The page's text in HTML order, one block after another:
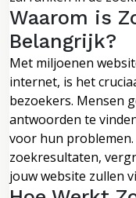
Waarom is
Belangrijk?
Met miljoenen
internet, is het
bezoekers. Mensen
antwoorden te
voor hun
zoekresultaten,
jouw website zullen